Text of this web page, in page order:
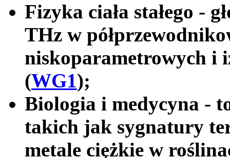
Fizyka ciała stałego -
THz w
niskoparametrowych i
(WG1);
Biologia i medycyna -
takich jak sygnatury
metale ciężkie w